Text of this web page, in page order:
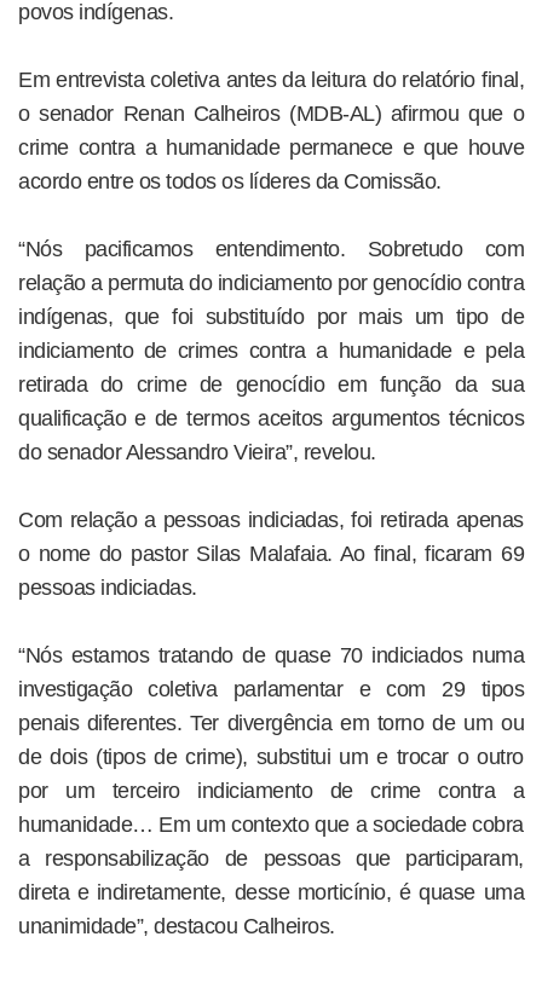
povos indígenas.
Em entrevista coletiva antes da leitura do relatório final,
o senador Renan Calheiros (MDB-AL) afirmou que o
crime contra a humanidade permanece e que houve
acordo entre os todos os líderes da Comissão.
“Nós pacificamos entendimento. Sobretudo com
relação a permuta do indiciamento por genocídio contra
indígenas, que foi substituído por mais um tipo de
indiciamento de crimes contra a humanidade e pela
retirada do crime de genocídio em função da sua
qualificação e de termos aceitos argumentos técnicos
do senador Alessandro Vieira”, revelou.
Com relação a pessoas indiciadas, foi retirada apenas
o nome do pastor Silas Malafaia. Ao final, ficaram 69
pessoas indiciadas.
“Nós estamos tratando de quase 70 indiciados numa
investigação coletiva parlamentar e com 29 tipos
penais diferentes. Ter divergência em torno de um ou
de dois (tipos de crime), substitui um e trocar o outro
por um terceiro indiciamento de crime contra a
humanidade… Em um contexto que a sociedade cobra
a responsabilização de pessoas que participaram,
direta e indiretamente, desse morticínio, é quase uma
unanimidade”, destacou Calheiros.